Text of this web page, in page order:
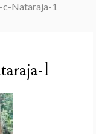
Nataraja-1
1